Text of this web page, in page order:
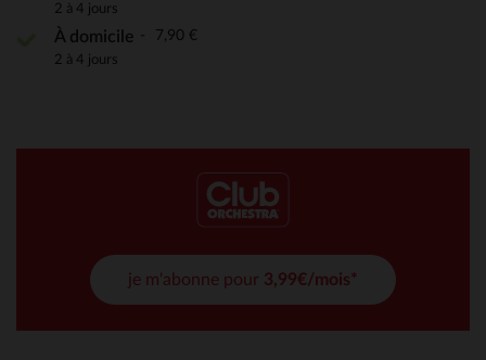
2 à 4 jours
À domicile 7,90 €
2 à 4 jours
je m'abonne pour 3,99€/mois*